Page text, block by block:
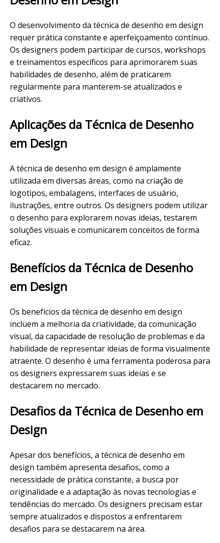
O desenvolvimento da técnica de desenho em design
requer prática constante e aperfeiçoamento contínuo.
Os designers podem participar de cursos, workshops
e treinamentos específicos para aprimorarem suas
habilidades de desenho, além de praticarem
regularmente para manterem-se atualizados e
criativos.
Aplicações da Técnica de Desenho
em Design
A técnica de desenho em design é amplamente
utilizada em diversas áreas, como na criação de
logotipos, embalagens, interfaces de usuário,
ilustrações, entre outros. Os designers podem utilizar
o desenho para explorarem novas ideias, testarem
soluções visuais e comunicarem conceitos de forma
eficaz.
Benefícios da Técnica de Desenho
em Design
Os benefícios da técnica de desenho em design
incluem a melhoria da criatividade, da comunicação
visual, da capacidade de resolução de problemas e da
habilidade de representar ideias de forma visualmente
atraente. O desenho é uma ferramenta poderosa para
os designers expressarem suas ideias e se
destacarem no mercado.
Desafios da Técnica de Desenho em
Design
Apesar dos benefícios, a técnica de desenho em
design também apresenta desafios, como a
necessidade de prática constante, a busca por
originalidade e a adaptação às novas tecnologias e
tendências do mercado. Os designers precisam estar
sempre atualizados e dispostos a enfrentarem
desafios para se destacarem na área.